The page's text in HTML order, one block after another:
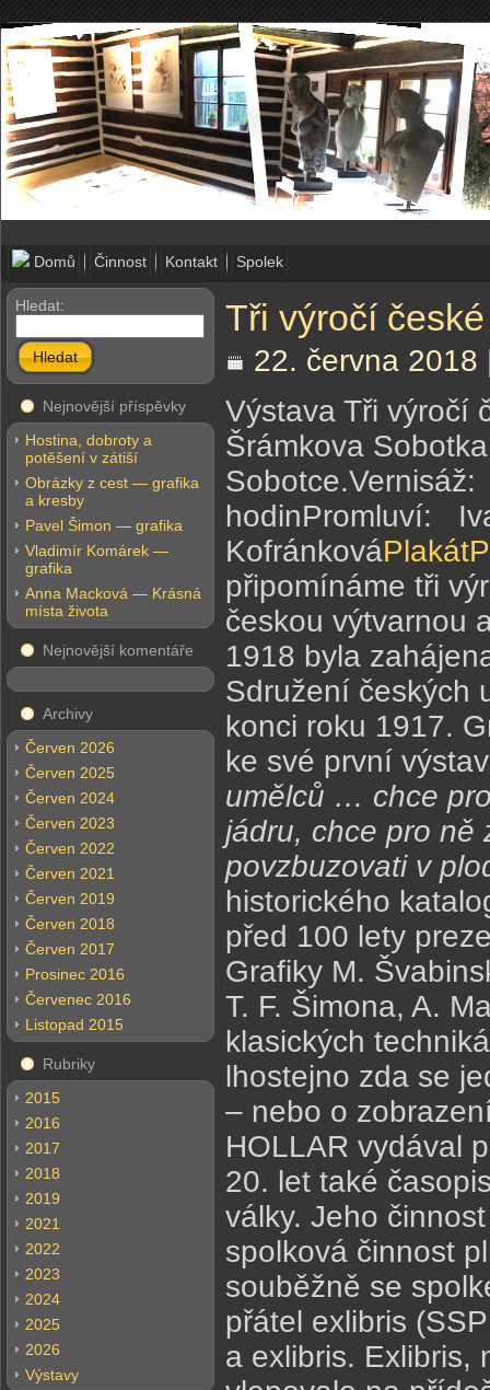
Domů Činnost Kontakt Spolek
Hledat:
Hledat
Nejnovější příspěvky
Hostina, dobroty a
potěšení v zátiší
Obrázky z cest — grafika
a kresby
Pavel Šimon — grafika
Vladimír Komárek —
grafika
Anna Macková — Krásná
místa života
Nejnovější komentáře
Archivy
Červen 2026
Červen 2025
Červen 2024
Červen 2023
Červen 2022
Červen 2021
Červen 2019
Červen 2018
Červen 2017
Prosinec 2016
Červenec 2016
Listopad 2015
Rubriky
2015
2016
2017
2018
2019
2021
2022
2023
2024
2025
2026
Výstavy
Tři výročí
22. června
Výstava Tři výročí
Šrámkova
hodinPromluví:
KofránkováPlakát
připomínáme tři
českou výtvarnou
1918 byla
Sdružení českých
konci roku 1917.
ke své první
umělců … chce
jádru, chce pro ně
povzbuzovati v
historického
před 100 lety
Grafiky M.
T. F. Šimona, A.
klasických
lhostejno zda se
– nebo o
HOLLAR vydával
20. let také
války. Jeho
spolková činnost
souběžně se
přátel exlibris
a exlibris. Exlibris,